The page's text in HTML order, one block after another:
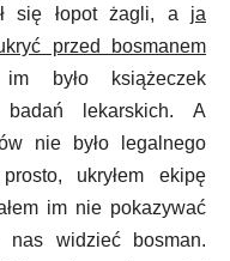
się łopot żagli, a ja
przed bosmanem
było książeczek
badań lekarskich. A
nie było legalnego
ukryłem ekipę
im nie pokazywać
nas widzieć bosman.